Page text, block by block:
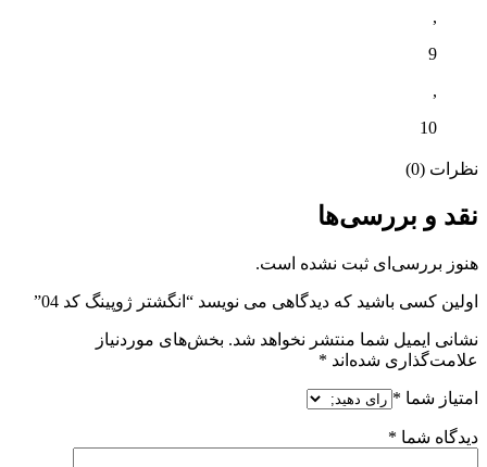
,
9
,
10
نظرات (0)
نقد و بررسی‌ها
هنوز بررسی‌ای ثبت نشده است.
اولین کسی باشید که دیدگاهی می نویسد “انگشتر ژوپینگ کد 04”
نشانی ایمیل شما منتشر نخواهد شد. بخش‌های موردنیاز
علامت‌گذاری شده‌اند *
امتیاز شما *
دیدگاه شما *